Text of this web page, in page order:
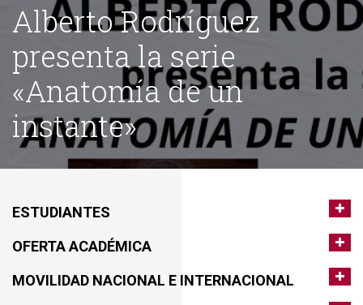
Alberto Rodríguez
presenta la serie
«Anatomía de un
instante»
ESTUDIANTES
OFERTA ACADÉMICA
MOVILIDAD NACIONAL E INTERNACIONAL